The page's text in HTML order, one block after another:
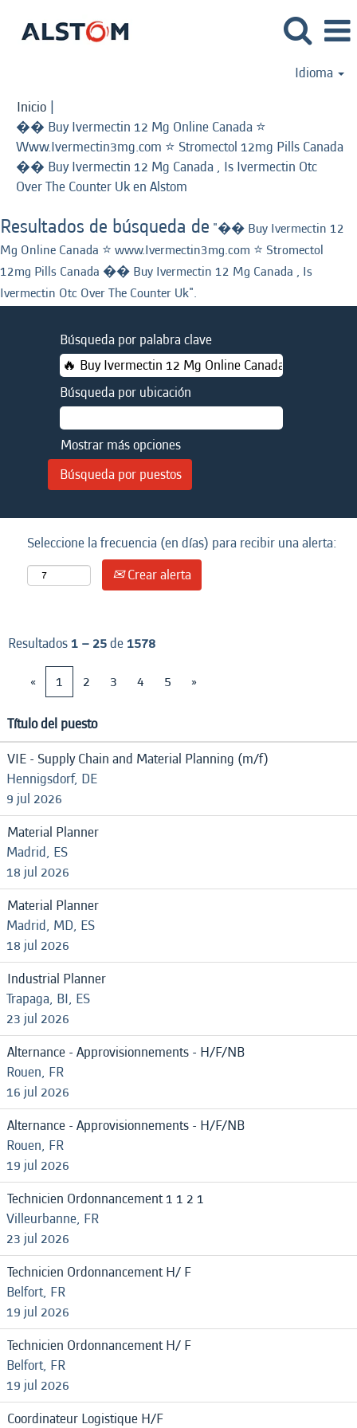
Idioma
Inicio |
�� Buy Ivermectin 12 Mg Online Canada ⭐️
Www.Ivermectin3mg.com ⭐️ Stromectol 12mg Pills Canada
�� Buy Ivermectin 12 Mg Canada , Is Ivermectin Otc
Over The Counter Uk en Alstom
Resultados de búsqueda de "�� Buy Ivermectin 12
Mg Online Canada ⭐️ www.Ivermectin3mg.com ⭐️ Stromectol
12mg Pills Canada �� Buy Ivermectin 12 Mg Canada , Is
Ivermectin Otc Over The Counter Uk".
Búsqueda por palabra clave
Búsqueda por ubicación
Mostrar más opciones
Seleccione la frecuencia (en días) para recibir una alerta:
Crear alerta
Resultados1 – 25de1578
«
1 2 3 4 5 »
Título del puesto
VIE - Supply Chain and Material Planning (m/f)
Hennigsdorf, DE
9 jul 2026
Material Planner
Madrid, ES
18 jul 2026
Material Planner
Madrid, MD, ES
18 jul 2026
Industrial Planner
Trapaga, BI, ES
23 jul 2026
Alternance - Approvisionnements - H/F/NB
Rouen, FR
16 jul 2026
Alternance - Approvisionnements - H/F/NB
Rouen, FR
19 jul 2026
Technicien Ordonnancement 1 1 2 1
Villeurbanne, FR
23 jul 2026
Technicien Ordonnancement H/ F
Belfort, FR
19 jul 2026
Technicien Ordonnancement H/ F
Belfort, FR
19 jul 2026
Coordinateur Logistique H/F